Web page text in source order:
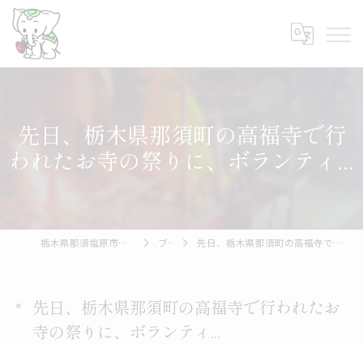
先日、栃木県那須町の高福寺で行
われたお寺の祭りに、ボランティ...
栃木県那須塩原市の葬儀なら帝都株式会社 ブログ 先日、栃木県那須町の高福寺で行われたお寺の祭りに、ボランティ...
先日、栃木県那須町の高福寺で行われたお
寺の祭りに、ボランティ...